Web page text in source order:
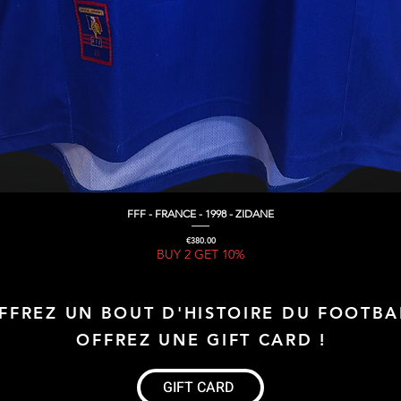
Quick View
FFF - FRANCE - 1998 - ZIDANE
Price
€380.00
BUY 2 GET 10%
UN BOUT D'HISTOIRE DU
OFFREZ UNE GIFT CARD !
GIFT CARD